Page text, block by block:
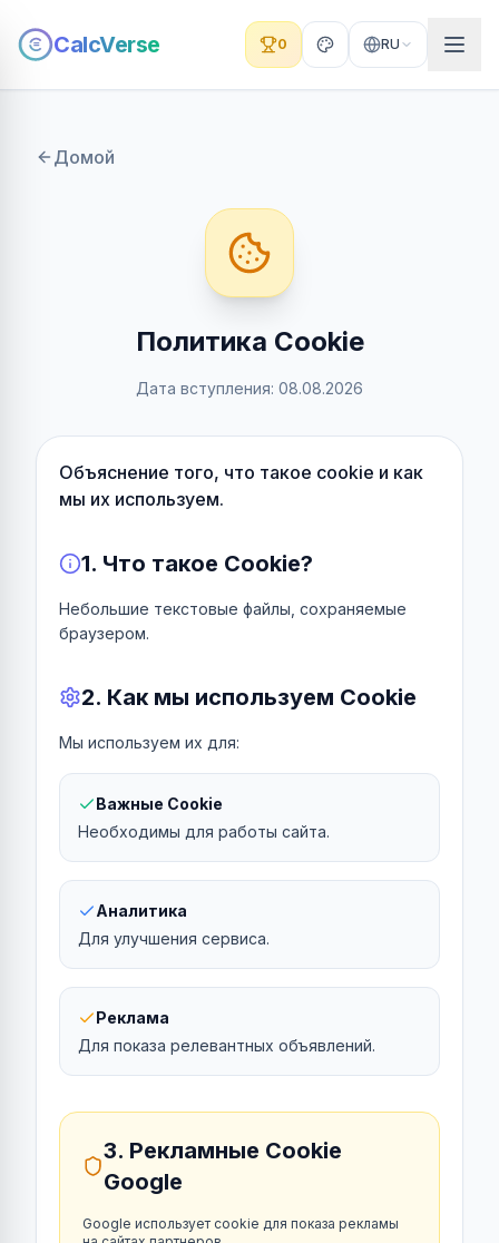
CalcVerse 0 RU
Домой
Политика Cookie
Дата вступления: 08.08.2026
Объяснение того, что такое cookie и как
мы их используем.
1. Что такое Cookie?
Небольшие текстовые файлы, сохраняемые
браузером.
2. Как мы используем Cookie
Мы используем их для:
Важные Cookie
Необходимы для работы сайта.
Аналитика
Для улучшения сервиса.
Реклама
Для показа релевантных объявлений.
3. Рекламные Cookie
Google
Google использует cookie для показа рекламы